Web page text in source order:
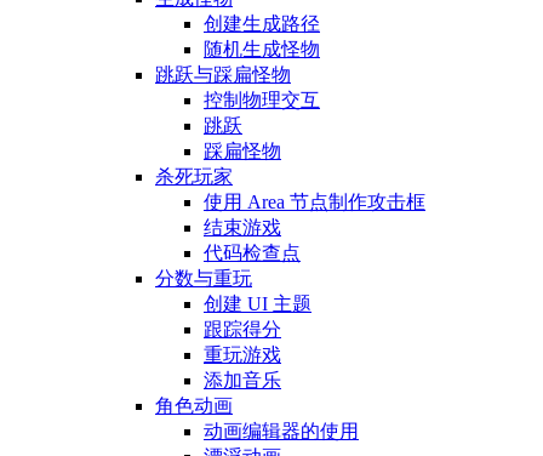
创建生成路径
随机生成怪物
跳跃与踩扁怪物
控制物理交互
跳跃
踩扁怪物
杀死玩家
使用 Area 节点制作攻击框
结束游戏
代码检查点
分数与重玩
创建 UI 主题
跟踪得分
重玩游戏
添加音乐
角色动画
动画编辑器的使用